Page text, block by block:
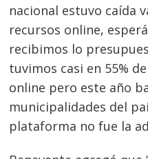
nacional estuvo caída
recursos online,
recibimos lo
tuvimos casi en 55%
online pero este año
municipalidades del
plataforma no fue la
Navegación
de
entradas